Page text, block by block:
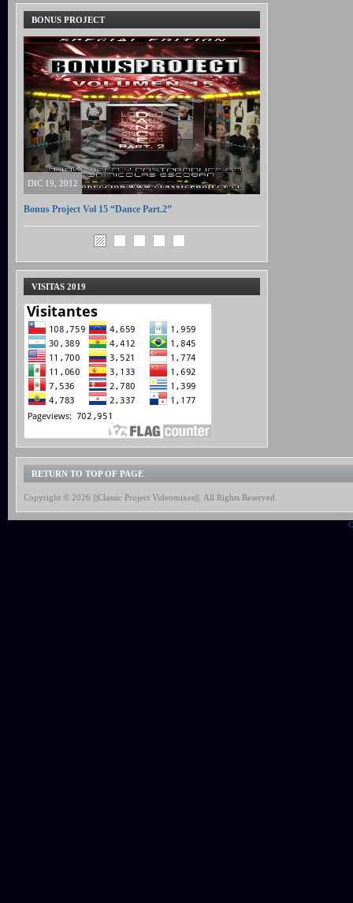
BONUS PROJECT
DIC 19, 2012
Bonus Project Vol 15 “Dance Part.2”
VISITAS 2019
RETURN TO TOP OF PAGE
Copyright © 2026 |||Classic Project Videomixes|||. All Rights Reserved.